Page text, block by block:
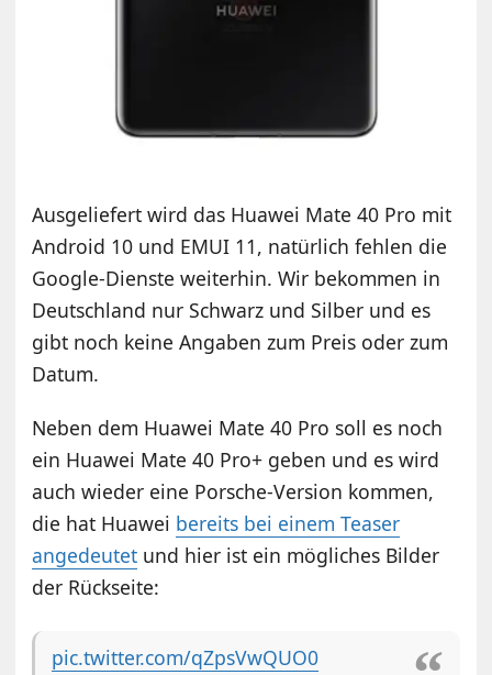
Ausgeliefert wird das Huawei Mate 40 Pro mit
Android 10 und EMUI 11, natürlich fehlen die
Google-Dienste weiterhin. Wir bekommen in
Deutschland nur Schwarz und Silber und es
gibt noch keine Angaben zum Preis oder zum
Datum.
Neben dem Huawei Mate 40 Pro soll es noch
ein Huawei Mate 40 Pro+ geben und es wird
auch wieder eine Porsche-Version kommen,
die hat Huawei bereits bei einem Teaser
angedeutet und hier ist ein mögliches Bilder
der Rückseite:
pic.twitter.com/qZpsVwQUO0